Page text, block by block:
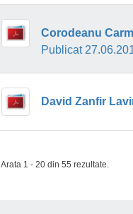
Corodeanu
Publicat
David Zanfir
Arata 1 - 20 din 55 rezultate.